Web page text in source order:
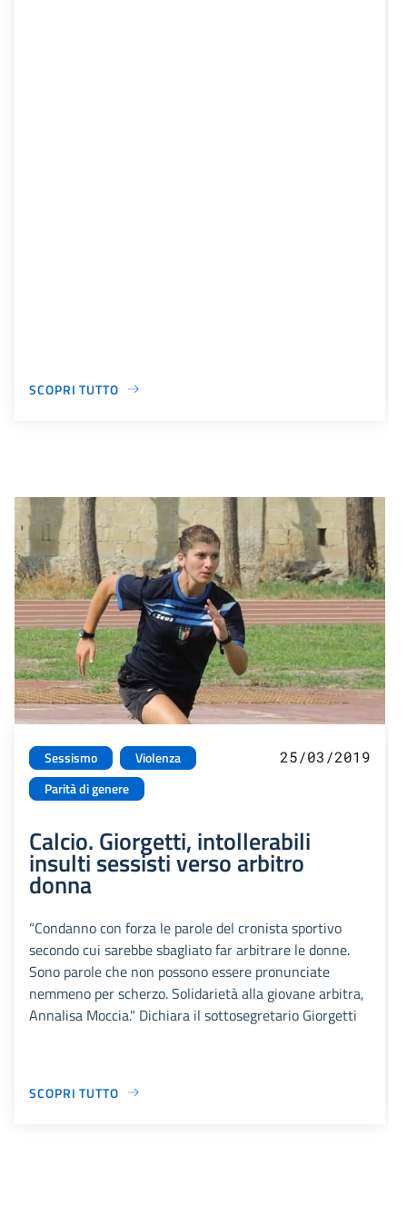
SCOPRI TUTTO
Sessismo
Violenza
Parità di genere
25/03/2019
Calcio. Giorgetti, intollerabili
insulti sessisti verso arbitro
donna
“Condanno con forza le parole del cronista sportivo
secondo cui sarebbe sbagliato far arbitrare le donne.
Sono parole che non possono essere pronunciate
nemmeno per scherzo. Solidarietà alla giovane arbitra,
Annalisa Moccia." Dichiara il sottosegretario Giorgetti
SCOPRI TUTTO